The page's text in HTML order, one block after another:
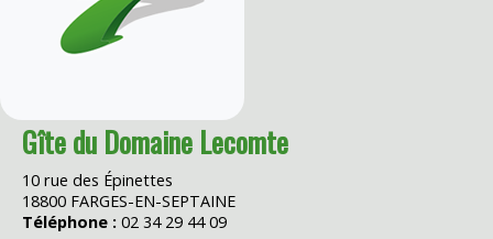
Gîte du Domaine Lecomte
10 rue des Épinettes
18800 FARGES-EN-SEPTAINE
Téléphone : 02 34 29 44 09